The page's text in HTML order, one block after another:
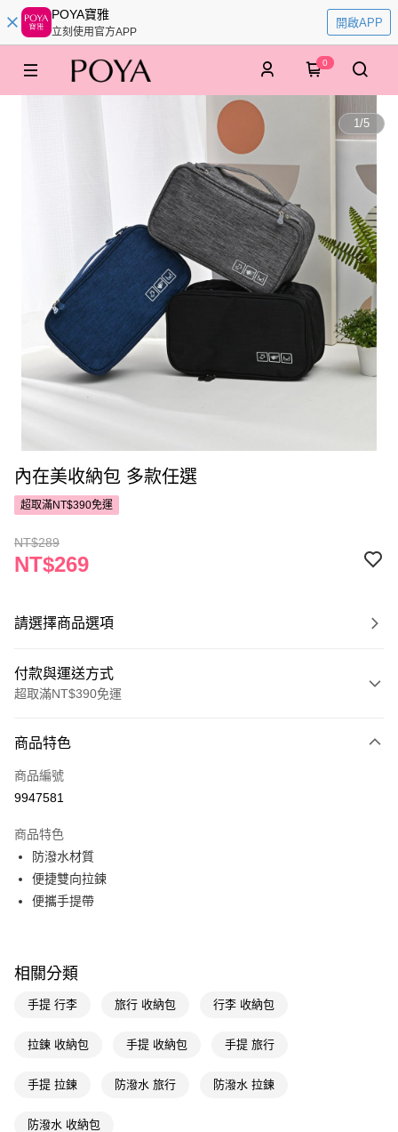
POYA寶雅
立刻使用官方APP
開啟APP
0
1/5
內在美收納包 多款任選
超取滿NT$390免運
NT$289
NT$269
請選擇商品選項
付款與運送方式
超取滿NT$390免運
POYA支付
信用卡一次付款
LINE Pay
Apple Pay
Google Pay
相關說明
便利好安心！
２．便利：只要手機號碼，簡訊認證，即可結帳。
運送方式
商品特色
商品編號
9947581
商品特色
防潑水材質
便捷雙向拉鍊
便攜手提帶
相關分類
手提 行李 旅行 收納包 行李 收納包
拉鍊 收納包 手提 收納包 手提 旅行
手提 拉鍊 防潑水 旅行 防潑水 拉鍊
防潑水 收納包